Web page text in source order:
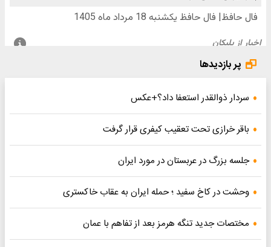
پر بازدیدها
سردار ذوالقدر استعفا داد؟+عکس
باقر خرازی تحت تعقیب کیفری قرار گرفت
جلسه بزرگ در عربستان در مورد ایران
وحشت در کاخ سفید ؛ حمله ایران به عقاب خاکستری
مختصات جدید تنگه هرمز بعد از تفاهم با عمان